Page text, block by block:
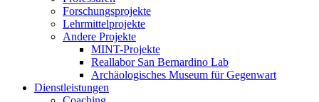
Forschungsprojekte
Lehrmittelprojekte
Andere Projekte
MINT-Projekte
Reallabor San Bernardino Lab
Archäologisches Museum für Gegenwart
Dienstleistungen